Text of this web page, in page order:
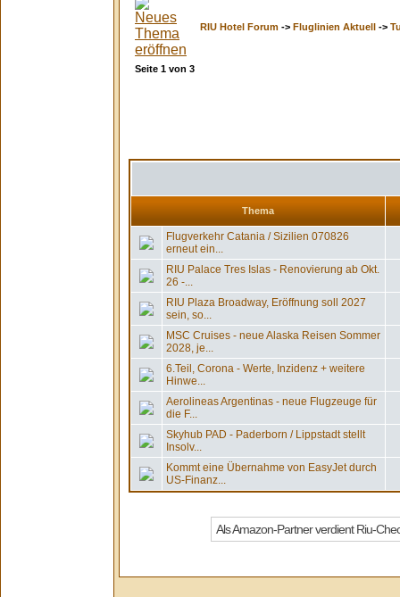
RIU Hotel Forum -> Fluglinien Aktuell ->
Seite 1 von 3
Thema
Flugverkehr Catania / Sizilien 070826
erneut ein...
RIU Palace Tres Islas - Renovierung ab Okt.
26 -...
RIU Plaza Broadway, Eröffnung soll 2027
sein, so...
MSC Cruises - neue Alaska Reisen Sommer
2028, je...
6.Teil, Corona - Werte, Inzidenz + weitere
Hinwe...
Aerolineas Argentinas - neue Flugzeuge für
die F...
Skyhub PAD - Paderborn / Lippstadt stellt
Insolv...
Kommt eine Übernahme von EasyJet durch
US-Finanz...